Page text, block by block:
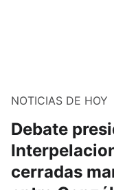
NOTICIAS DE HOY
Debate
cerradas